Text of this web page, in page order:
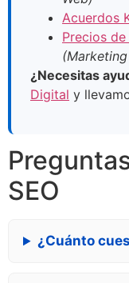
Acuerdos
Precios
¿Necesitas
Digital y
SEO
¿Cuánto